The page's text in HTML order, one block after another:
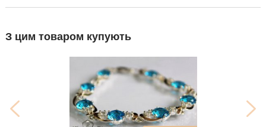
З цим товаром купують